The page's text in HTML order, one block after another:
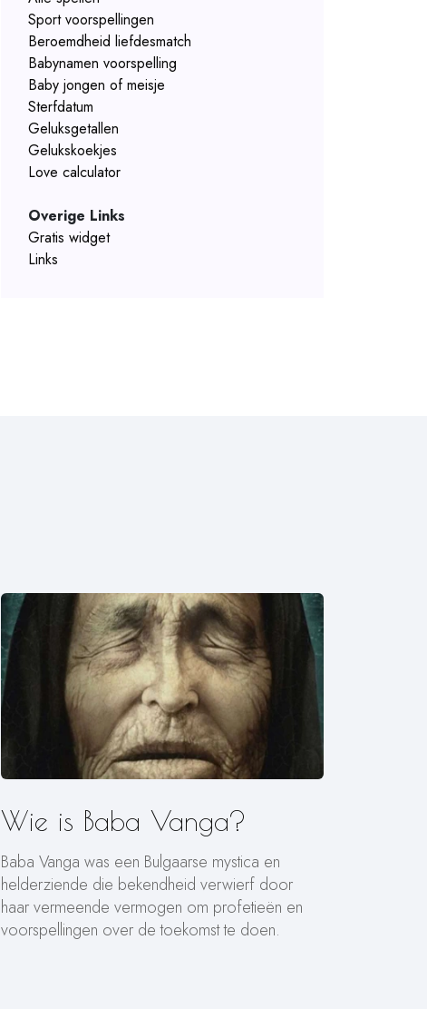
Sport voorspellingen
Beroemdheid liefdesmatch
Babynamen voorspelling
Baby jongen of meisje
Sterfdatum
Geluksgetallen
Gelukskoekjes
Love calculator
Overige Links
Gratis widget
Links
Wie is Baba Vanga?
Baba Vanga was een Bulgaarse mystica en
helderziende die bekendheid verwierf door
haar vermeende vermogen om profetieën en
voorspellingen over de toekomst te doen.